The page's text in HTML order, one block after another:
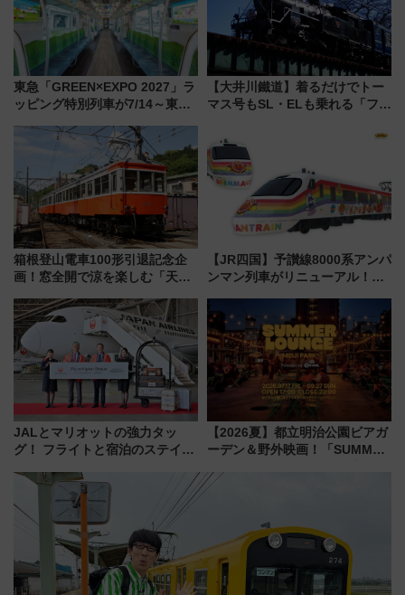
東急「GREEN×EXPO 2027」ラ
ッピング特別列車が7/14～東
ー！ 注目の編成やデザインまと
【大井川鐵道】着るだけでトー
マス号もSL・ELも乗れる「フリ
受注販売
箱根登山電車100形引退記念企
画！窓全開で涼を楽しむ「天然
発売
【JR四国】予讃線8000系アンパ
ンマン列車がリニューアル！内
今年12月
JALとマリオットの強力タッ
グ！ フライトと宿泊のステイタ
上級会員資格を効率よく獲得す
る方法を解説
【2026夏】都立明治公園ビアガ
ーデン＆野外映画！「SUMMER
ケジュール 夜風とビール、映画